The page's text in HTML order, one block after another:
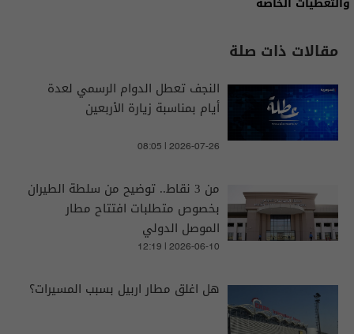
مقالات ذات صلة
النجف تعطل الدوام الرسمي لعدة
أيام بمناسبة زيارة الأربعين
08:05 | 2026-07-26
من 3 نقاط.. توضيح من سلطة الطيران
بخصوص متطلبات افتتاح مطار
الموصل الدولي
12:19 | 2026-06-10
هل اغلق مطار اربيل بسبب المسيرات؟